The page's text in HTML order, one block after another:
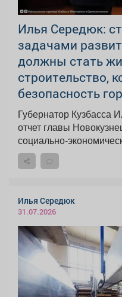
Илья Середюк:
задачами
должны стать
строительство,
безопасность
Губернатор Кузбасса
отчет главы
социально-
Илья Середюк
31.07.2026